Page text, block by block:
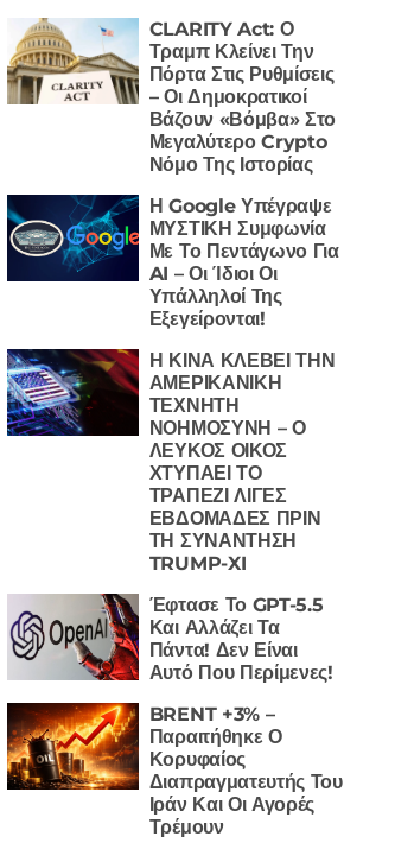
CLARITY Act: Ο
Τραμπ Κλείνει Την
Πόρτα Στις Ρυθμίσεις
– Οι Δημοκρατικοί
Βάζουν «Βόμβα» Στο
Μεγαλύτερο Crypto
Νόμο Της Ιστορίας
Η Google Υπέγραψε
ΜΥΣΤΙΚΗ Συμφωνία
Με Το Πεντάγωνο Για
AI – Οι Ίδιοι Οι
Υπάλληλοί Της
Εξεγείρονται!
Η ΚΙΝΑ ΚΛΕΒΕΙ ΤΗΝ
ΑΜΕΡΙΚΑΝΙΚΗ
ΤΕΧΝΗΤΗ
ΝΟΗΜΟΣΥΝΗ – Ο
ΛΕΥΚΟΣ ΟΙΚΟΣ
ΧΤΥΠΑΕΙ ΤΟ
ΤΡΑΠΕΖΙ ΛΙΓΕΣ
ΕΒΔΟΜΑΔΕΣ ΠΡΙΝ
ΤΗ ΣΥΝΑΝΤΗΣΗ
TRUMP-XI
Έφτασε Το GPT-5.5
Και Αλλάζει Τα
Πάντα! Δεν Είναι
Αυτό Που Περίμενες!
BRENT +3% –
Παραιτήθηκε Ο
Κορυφαίος
Διαπραγματευτής Του
Ιράν Και Οι Αγορές
Τρέμουν